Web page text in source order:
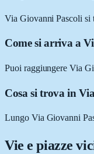
Via Giovanni Pascoli si
Come si arriva a
Puoi raggiungere Via
Cosa si trova in
Lungo Via Giovanni
Vie e piazze